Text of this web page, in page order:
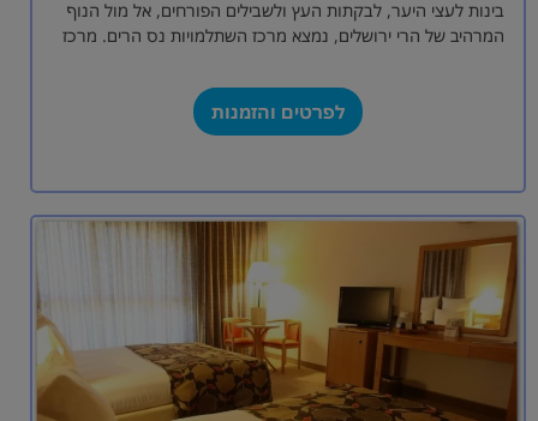
בינות לעצי היער, לבקתות העץ ולשבילים הפורחים, אל מול הנוף
המרהיב של הרי ירושלים, נמצא מרכז השתלמויות נס הרים. מרכז
לפרטים והזמנות